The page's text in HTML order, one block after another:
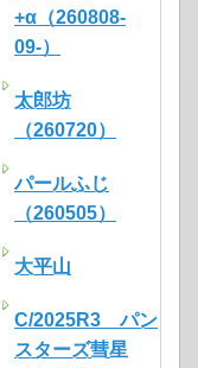
+α（260808-
09-）
太郎坊
（260720）
パールふじ
（260505）
大平山
C/2025R3 パン
スターズ彗星